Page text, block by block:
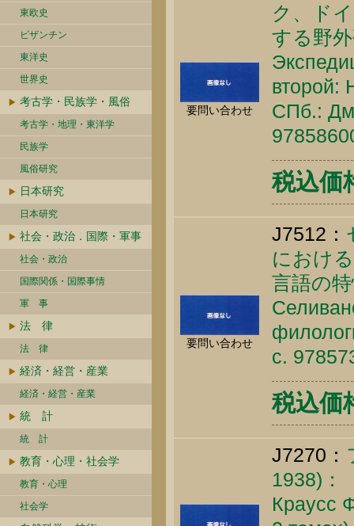
東欧史
ビザンチン
東洋史
世界史
考古学・民族学・風俗
考古学・地理・東洋学
民族学
風俗研究
日本研究
日本研究
社会・政治．国際・軍事
社会・政治
国際関係・国際事情
軍 事
法 律
法 律
経済・経営・産業
経済・経営・産業
統 計
統 計
教育・心理・社会学
教育・心理
社会学
要問い合わせ
ク、ド
する野
второй:
СПб.:
税込価
要問い合わせ
J7512：
におけ
言語の
c.
税込価
J7270：
1938)
Краусс